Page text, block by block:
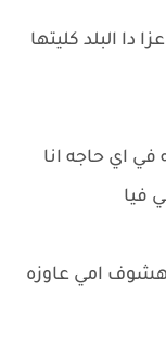
دا البلد كليتها
اي حاجه انا
فيا
امي عاوزه